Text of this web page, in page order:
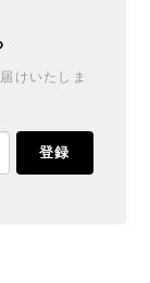
けいたしま
登録